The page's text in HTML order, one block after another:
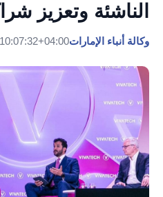
الناشئة وتعزيز
وكالة أنباء الإمارات